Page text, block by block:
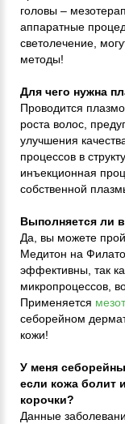
головы –
аппаратные
светолечение,
методы!
Для чего нужна
Проводится
роста волос,
улучшения
процессов в
инъекционная
собственной
Выполняется ли
Да, вы можете
Медитон на
эффективны, так
микропроцессов,
Применяется
себорейном
кожи!
У меня
если кожа болит
корочки?
Данные